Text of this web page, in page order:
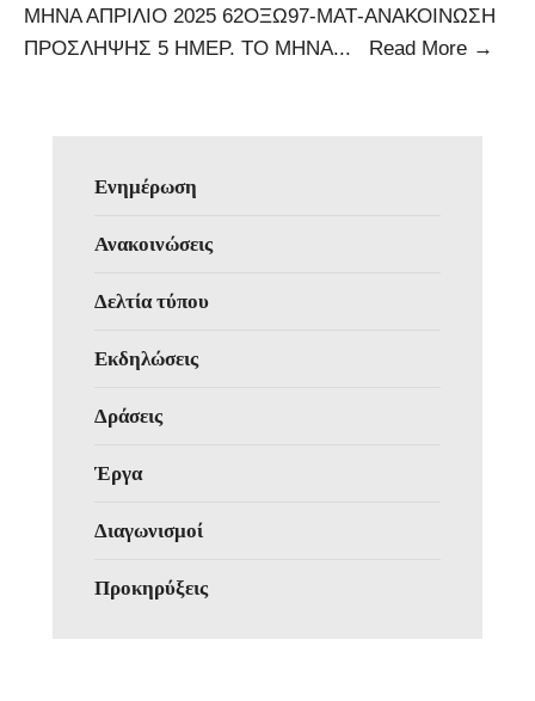
ΜΗΝΑ ΑΠΡΙΛΙΟ 2025 62ΟΞΩ97-ΜΑΤ-ΑΝΑΚΟΙΝΩΣΗ
ΠΡΟΣΛΗΨΗΣ 5 ΗΜΕΡ. ΤΟ ΜΗΝΑ... Read More →
Ενημέρωση
Ανακοινώσεις
Δελτία τύπου
Εκδηλώσεις
Δράσεις
Έργα
Διαγωνισμοί
Προκηρύξεις